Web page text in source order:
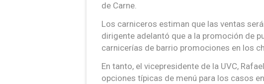
de Carne.
Los carniceros estiman que las ventas
dirigente adelantó que a la promoción de
carnicerías de barrio promociones en los
En tanto, el vicepresidente de la UVC,
opciones típicas de menú para los casos